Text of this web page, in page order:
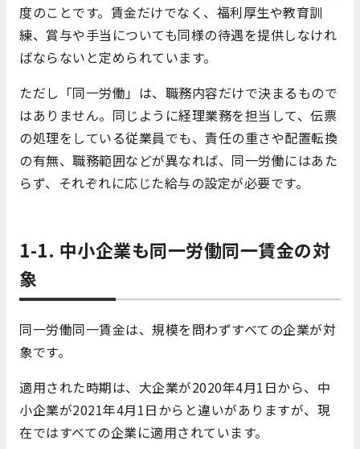
度のことです。賃金だけでなく、福利厚生や教育訓
練、賞与や手当についても同様の待遇を提供しなけれ
ばならないと定められています。
ただし「同一労働」は、職務内容だけで決まるもので
はありません。同じように経理業務を担当して、伝票
の処理をしている従業員でも、責任の重さや配置転換
の有無、職務範囲などが異なれば、同一労働にはあた
らず、それぞれに応じた給与の設定が必要です。
1-1. 中小企業も同一労働同一賃金の対
象
同一労働同一賃金は、規模を問わずすべての企業が対
象です。
適用された時期は、大企業が2020年4月1日から、中
小企業が2021年4月1日からと違いがありますが、現
在ではすべての企業に適用されています。